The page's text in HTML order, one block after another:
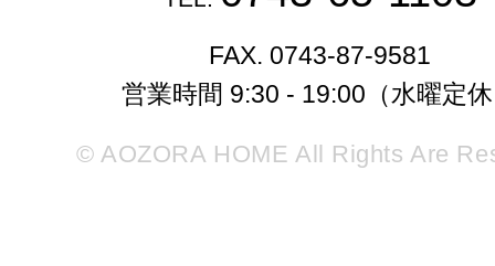
FAX. 0743-87-9581
営業時間 9:30 - 19:00（水曜定
© AOZORA HOME All Rights Are